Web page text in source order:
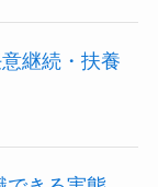
継続・扶養